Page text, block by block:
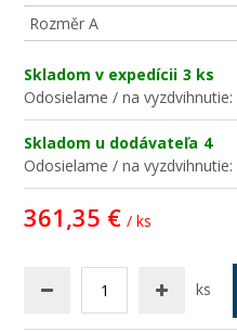
Rozměr A
Skladom v expedícii 3 ks
Odosielame / na vyzdvihnutie:
Skladom u dodávateľa 4
Odosielame / na vyzdvihnutie:
361,35 € / ks
ks